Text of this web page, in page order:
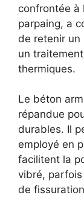
confrontée à
parpaing, a
de retenir un
un
thermiques.
Le béton
répandue
durables. Il
employé en
facilitent la
vibré,
de